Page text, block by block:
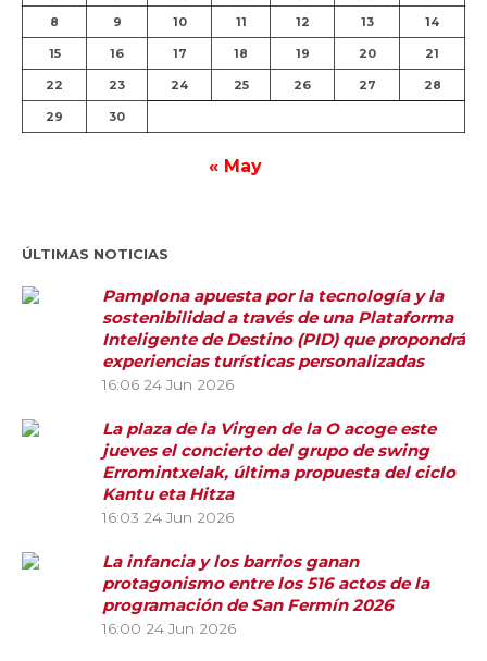
8 9 10 11 12 13 14
15 16 17 18 19 20 21
22 23 24 25 26 27 28
29 30
« May
ÚLTIMAS NOTICIAS
Pamplona apuesta por la tecnología y la
sostenibilidad a través de una Plataforma
Inteligente de Destino (PID) que propondrá
experiencias turísticas personalizadas
16:06 24 Jun 2026
La plaza de la Virgen de la O acoge este
jueves el concierto del grupo de swing
Erromintxelak, última propuesta del ciclo
Kantu eta Hitza
16:03 24 Jun 2026
La infancia y los barrios ganan
protagonismo entre los 516 actos de la
programación de San Fermín 2026
16:00 24 Jun 2026